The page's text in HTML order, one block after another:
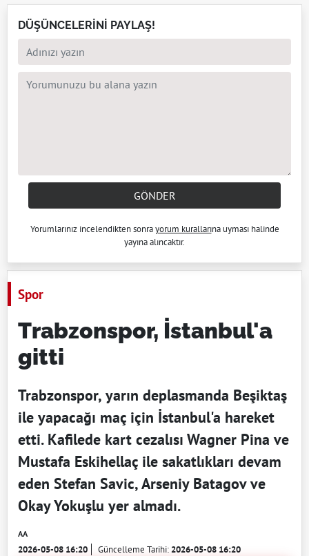
DÜŞÜNCELERİNİ PAYLAŞ!
GÖNDER
Yorumlarınız incelendikten sonrayorum kurallarına uyması halinde
yayına alıncaktır.
Spor
Trabzonspor, İstanbul'a
gitti
Trabzonspor, yarın deplasmanda Beşiktaş
ile yapacağı maç için İstanbul'a hareket
etti. Kafilede kart cezalısı Wagner Pina ve
Mustafa Eskihellaç ile sakatlıkları devam
eden Stefan Savic, Arseniy Batagov ve
Okay Yokuşlu yer almadı.
AA
2026-05-08 16:20 Güncelleme Tarihi:2026-05-08 16:20